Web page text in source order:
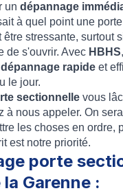
un dépannage
à quel point une
stressante, surtout
de s'ouvrir. Avec HBHS
dépannage rapide et
le jour.
sectionnelle vous
à nous appeler. On
les choses en ordre,
est notre priorité.
porte
Garenne :